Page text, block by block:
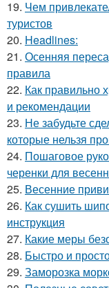
19. Чем
туристов
20. Headlines:
21. Осенняя
правила
22. Как правильно
и рекомендации
23. Не забудьте
которые нельзя
24. Пошаговое
черенки для
25. Весенние
26. Как сушить
инструкция
27. Какие меры
28. Быстро и
29. Заморозка